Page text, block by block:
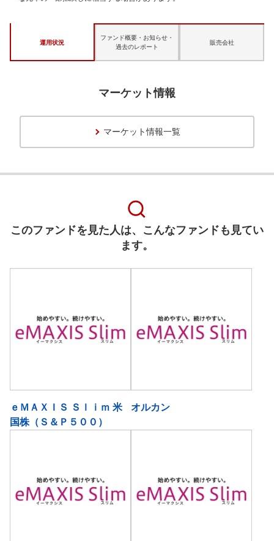
運用状況
ファンド概要・お知らせ・
過去のレポート
販売会社
マーケット情報
マーケット情報一覧
このファンドを見た人は、こんなファンドも見てい
ます。
ｅＭＡＸＩＳ Ｓｌｉｍ 米
国株（Ｓ＆Ｐ５００）
オルカン